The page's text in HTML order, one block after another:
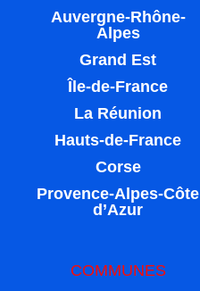
Auvergne-Rhône-
Alpes
Grand Est
Île-de-France
La Réunion
Hauts-de-France
Corse
Provence-Alpes-Côte
d’Azur
COMMUNES